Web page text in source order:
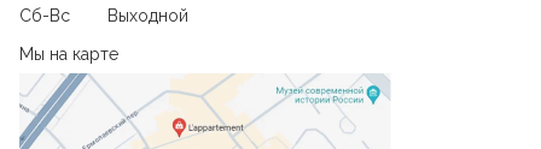
Сб-Вс
Выходной
Мы на карте